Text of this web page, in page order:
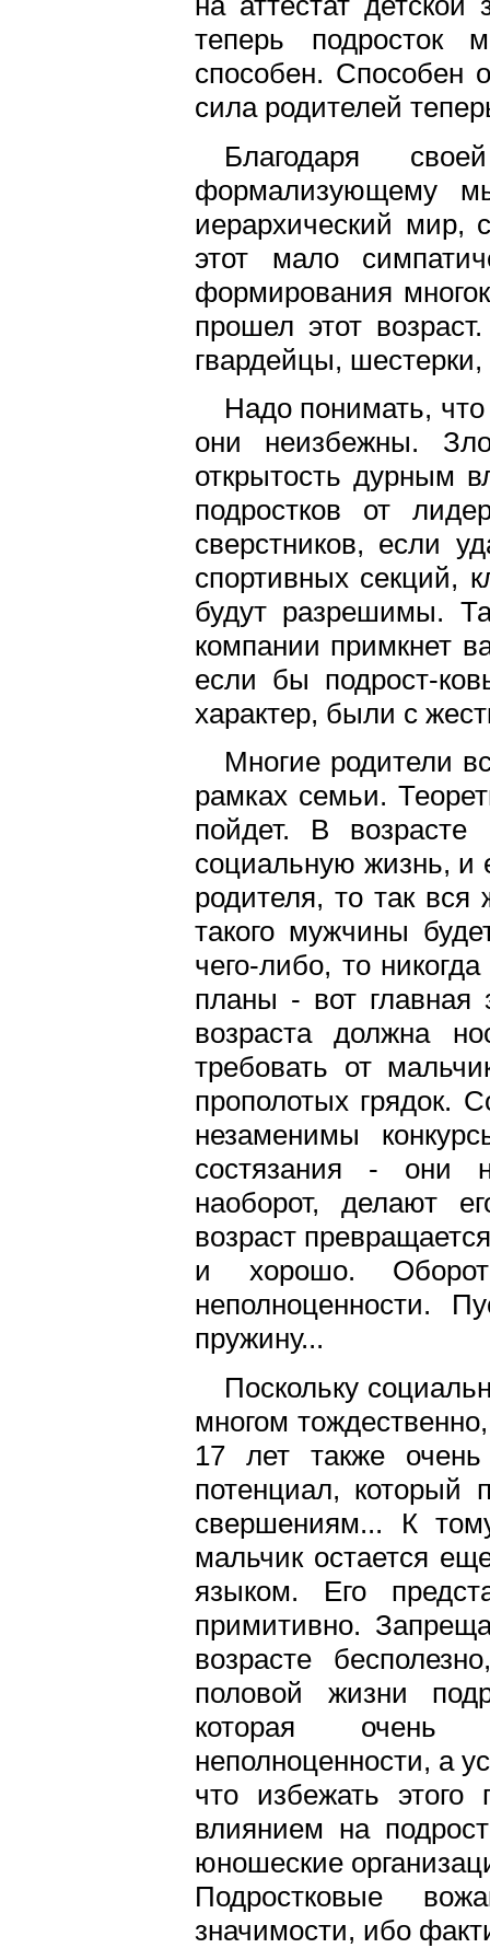
теперь подросток
способен. Способен
сила родителей
Благодаря
формализующему
иерархический
этот мало
формирования
прошел этот
гвардейцы, шестерки,
Надо понимать,
они неизбежны.
открытость дурным
подростков от
сверстников, если
спортивных секций,
будут разрешимы.
компании примкнет
если бы подрост-
характер, были с
Многие родители
рамках семьи.
пойдет. В
социальную жизнь, и
родителя, то так
такого мужчины
чего-либо, то
планы - вот главная
возраста должна
требовать от
прополотых грядок.
незаменимы
состязания - они
наоборот, делают
возраст
и хорошо.
неполноценности.
пружину...
Поскольку
многом
17 лет также
потенциал, который
свершениям... К
мальчик остается
языком. Его
примитивно.
возрасте
половой жизни
которая очень
неполноценности, а
что избежать
влиянием на
юношеские
Подростковые
значимости, ибо